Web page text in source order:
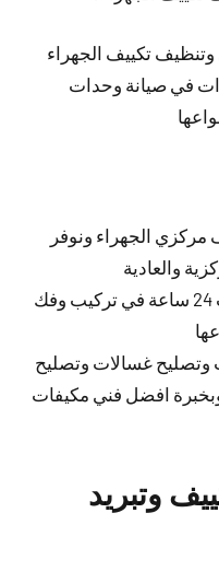
تكييف الجهراء
في صيانة وحدات
الجهراء ونوفر
والعادية
نعمل عبر خدمة تصليح مكيفات 24 ساعة في تركيب وفك
وتصليح غسالات وتصليح
افضل فني مكيفات
وتبريد